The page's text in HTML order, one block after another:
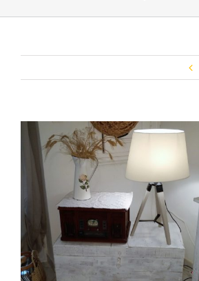
View
Larger
Image